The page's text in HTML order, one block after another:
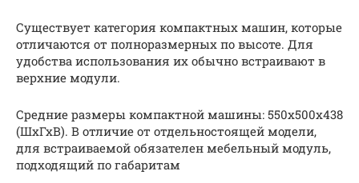
Существует категория компактных машин, которые
отличаются от полноразмерных по высоте. Для
удобства использования их обычно встраивают в
верхние модули.
Средние размеры компактной машины: 550х500х438
(ШхГхВ). В отличие от отдельностоящей модели,
для встраиваемой обязателен мебельный модуль,
подходящий по габаритам